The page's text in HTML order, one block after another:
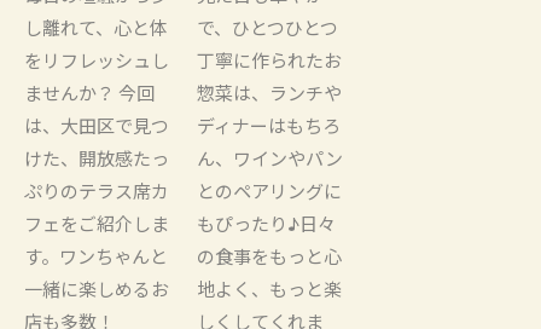
し離れて、心と体
をリフレッシュし
ませんか？ 今回
は、大田区で見つ
けた、開放感たっ
ぷりのテラス席カ
フェをご紹介しま
す。ワンちゃんと
一緒に楽しめるお
店も多数！
で、ひとつひとつ
丁寧に作られたお
惣菜は、ランチや
ディナーはもちろ
ん、ワインやパン
とのペアリングに
もぴったり♪日々
の食事をもっと心
地よく、もっと楽
しくしてくれま